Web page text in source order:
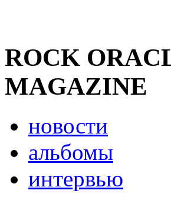
ROCK
MAGAZINE
новости
альбомы
интервью